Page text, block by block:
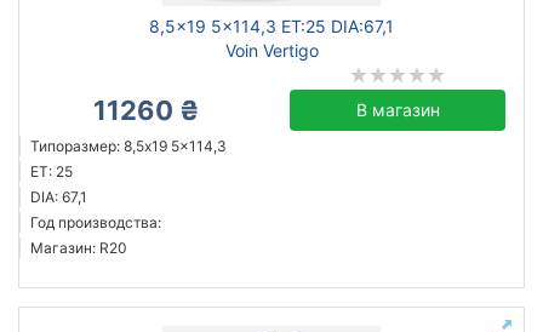
8,5x19 5x114,3 ET:25 DIA:67,1
Voin Vertigo
11260 ₴ В магазин
Типоразмер: 8,5x19 5x114,3
ET: 25
DIA: 67,1
Год производства:
Магазин: R20